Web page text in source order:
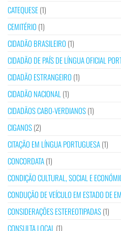
CATEQUESE(1)
CEMITÉRIO (1)
CIDADÃO BRASILEIRO (1)
CIDADÃO DE PAÍS DE LÍNGUA OFICIAL
CIDADÃO ESTRANGEIRO (1)
CIDADÃO NACIONAL (1)
CIDADÃOS CABO-VERDIANOS(1)
CIGANOS(2)
CITAÇÃO EM LÍNGUA PORTUGUESA(1)
CONCORDATA(1)
CONDIÇÃO CULTURAL, SOCIAL E
CONDUÇÃO DE VEÍCULO EM ESTADO DE
CONSIDERAÇÕES ESTEREOTIPADAS(1)
CONSULTA LOCAL (1)